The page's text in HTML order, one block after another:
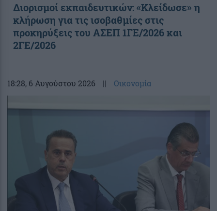
Διορισμοί εκπαιδευτικών: «Κλείδωσε» η
κλήρωση για τις ισοβαθμίες στις
προκηρύξεις του ΑΣΕΠ 1ΓΕ/2026 και
2ΓΕ/2026
18:28, 6 Αυγούστου 2026 || Οικονομία